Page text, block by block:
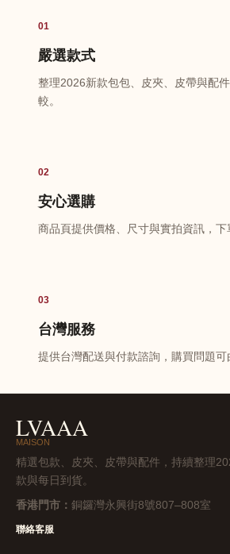
01
嚴選款式
整理2026新款包包、皮夾、皮帶與配
較。
02
安心選購
商品頁提供價格、尺寸與實拍資訊，下
03
台灣服務
提供台灣配送與付款諮詢，購買問題可
LVAAA
MAISON
精選包款、皮夾、皮帶與配件，持續整理
款與每日到貨。
香港門市： 銅鑼灣永興街8號807–808室
聯絡客服